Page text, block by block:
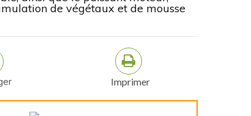
de végétaux et de mousse
Imprimer